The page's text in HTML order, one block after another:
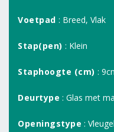
Voetpad : Breed, Vlak
Stap(pen) : Klein
Staphoogte (cm) :
Deurtype : Glas met
Openingstype :